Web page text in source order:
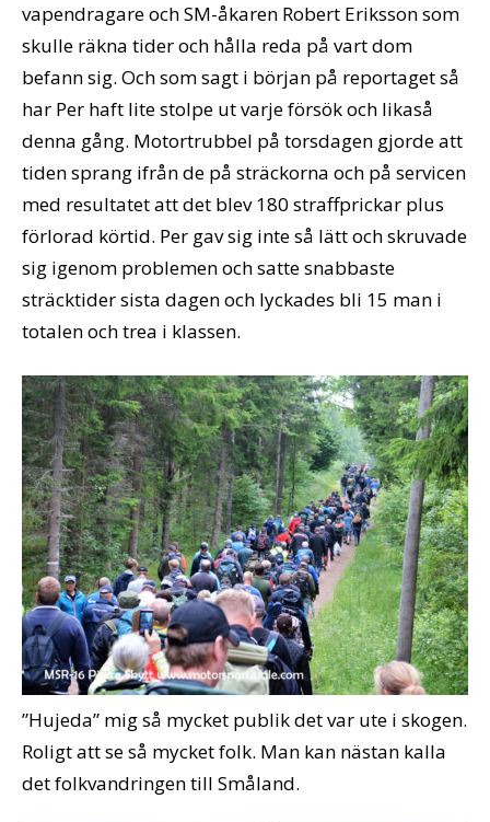
vapendragare och SM-åkaren Robert Eriksson som
skulle räkna tider och hålla reda på vart dom
befann sig. Och som sagt i början på reportaget så
har Per haft lite stolpe ut varje försök och likaså
denna gång. Motortrubbel på torsdagen gjorde att
tiden sprang ifrån de på sträckorna och på servicen
med resultatet att det blev 180 straffprickar plus
förlorad körtid. Per gav sig inte så lätt och skruvade
sig igenom problemen och satte snabbaste
sträcktider sista dagen och lyckades bli 15 man i
totalen och trea i klassen.
”Hujeda” mig så mycket publik det var ute i skogen.
Roligt att se så mycket folk. Man kan nästan kalla
det folkvandringen till Småland.